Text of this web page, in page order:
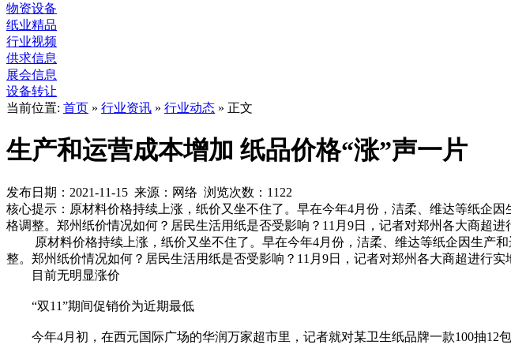
物资设备
纸业精品
行业视频
供求信息
展会信息
设备转让
当前位置: 首页 » 行业资讯 » 行业动态 » 正文
生产和运营成本增加 纸品价格“涨”声一片
发布日期：2021-11-15 来源：网络 浏览次数： 1122
核心提示：原材料价格持续上涨，纸价又坐不住了。早在今年4月份，洁柔、维达等纸企
格调整。郑州纸价情况如何？居民生活用纸是否受影响？11月9日，记者对郑州各大商超进
原材料价格持续上涨，纸价又坐不住了。早在今年4月份，洁柔、维达等纸企因生产和
整。郑州纸价情况如何？居民生活用纸是否受影响？11月9日，记者对郑州各大商超进行实
目前无明显涨价
“双11”期间促销价为近期最低
今年4月初，在西元国际广场的华润万家超市里，记者就对某卫生纸品牌一款100抽12